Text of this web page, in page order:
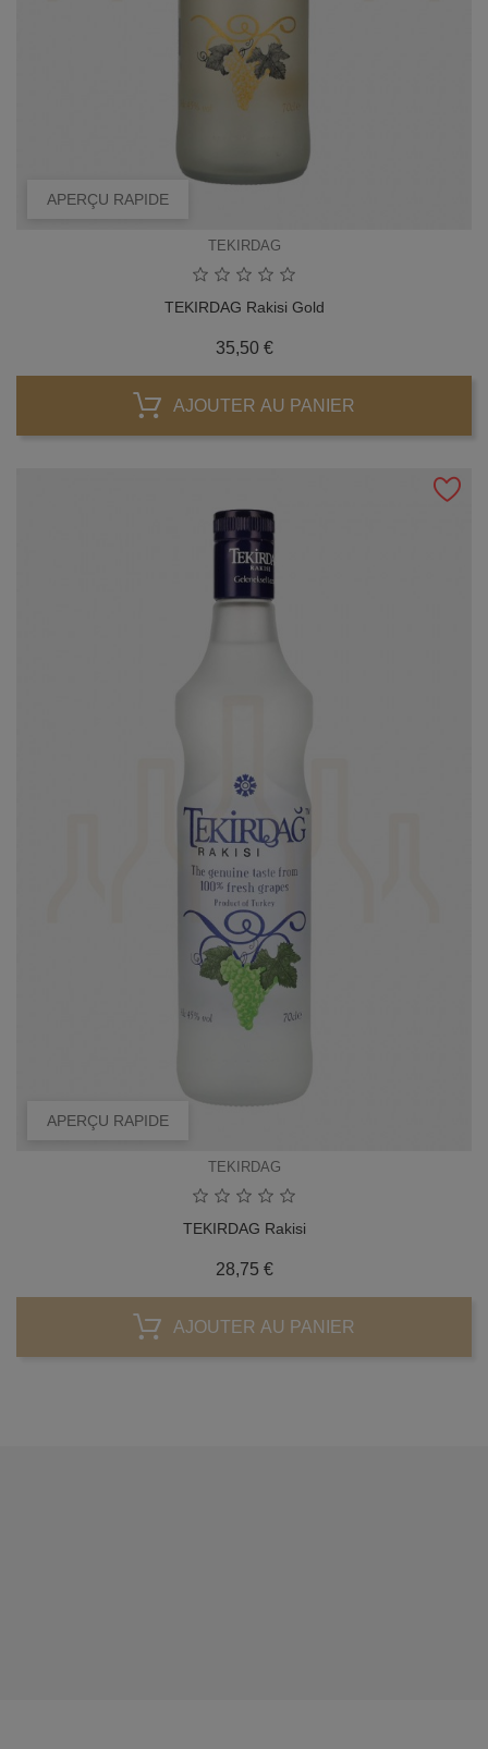
APERÇU RAPIDE
TEKIRDAG
TEKIRDAG Rakisi Gold
35,50 €Prix
AJOUTER AU PANIER
APERÇU RAPIDE
TEKIRDAG
TEKIRDAG Rakisi
28,75 €Prix
AJOUTER AU PANIER